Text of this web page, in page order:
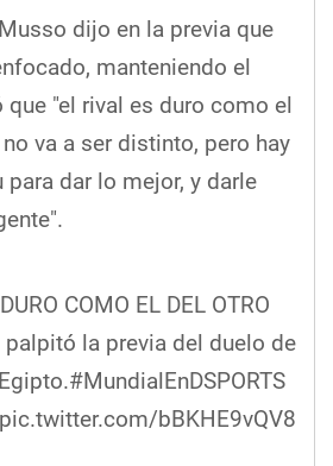
dijo en la previa que
manteniendo el
que "el rival es duro como el
va a ser distinto, pero hay
dar lo mejor, y darle
COMO EL DEL OTRO
palpitó la previa del duelo de
#MundialEnDSPORTS
pic.twitter.com/bBKHE9vQV8